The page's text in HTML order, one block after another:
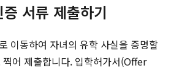
서류 제출하기
이동하여 자녀의 유학 사실을 증명할
어 제출합니다. 입학허가서(Offer